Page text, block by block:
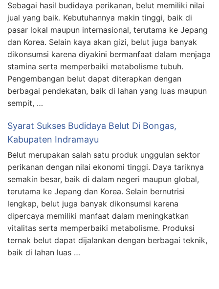
Sebagai hasil budidaya perikanan, belut memiliki nilai
jual yang baik. Kebutuhannya makin tinggi, baik di
pasar lokal maupun internasional, terutama ke Jepang
dan Korea. Selain kaya akan gizi, belut juga banyak
dikonsumsi karena diyakini bermanfaat dalam menjaga
stamina serta memperbaiki metabolisme tubuh.
Pengembangan belut dapat diterapkan dengan
berbagai pendekatan, baik di lahan yang luas maupun
sempit, …
Syarat Sukses Budidaya Belut Di Bongas,
Kabupaten Indramayu
Belut merupakan salah satu produk unggulan sektor
perikanan dengan nilai ekonomi tinggi. Daya tariknya
semakin besar, baik di dalam negeri maupun global,
terutama ke Jepang dan Korea. Selain bernutrisi
lengkap, belut juga banyak dikonsumsi karena
dipercaya memiliki manfaat dalam meningkatkan
vitalitas serta memperbaiki metabolisme. Produksi
ternak belut dapat dijalankan dengan berbagai teknik,
baik di lahan luas …